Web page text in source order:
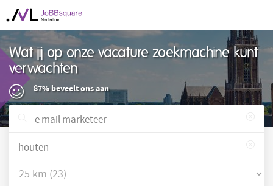
Wat jij op onze vacature zoekmachine kunt
verwachten
87% beveelt ons aan